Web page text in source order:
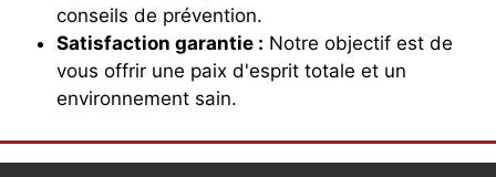
conseils de prévention.
Satisfaction garantie : Notre objectif est de
vous offrir une paix d'esprit totale et un
environnement sain.